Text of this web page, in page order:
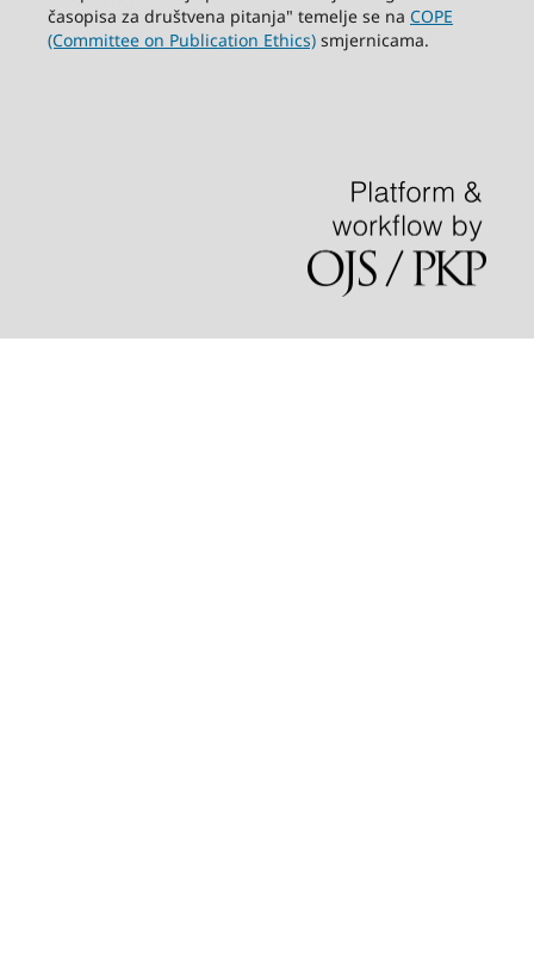
časopisa za društvena pitanja" temelje se na COPE
(Committee on Publication Ethics)smjernicama.